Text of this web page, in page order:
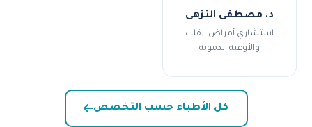
د. مصطفى النزهى
استشاري أمراض القلب
والأوعية الدموية
كل الأطباء حسب التخصص